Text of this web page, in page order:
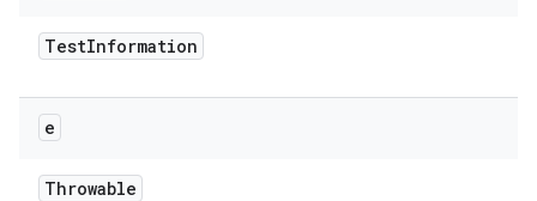
TestInformation
e
Throwable